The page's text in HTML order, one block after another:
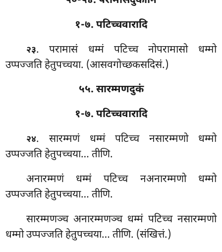
१-७. पटिच्चवारादि
२३. परामासं धम्मं पटिच्च नोपरामासो धम्मो
उप्पज्जति हेतुपच्चया. (आसवगोच्छकसदिसं.)
५५. सारम्मणदुकं
१-७. पटिच्चवारादि
२४. सारम्मणं धम्मं पटिच्च नसारम्मणो धम्मो
उप्पज्जति हेतुपच्चया… तीणि.
अनारम्मणं धम्मं पटिच्च नअनारम्मणो धम्मो
उप्पज्जति हेतुपच्चया… तीणि.
सारम्मणञ्च अनारम्मणञ्च धम्मं पटिच्च नसारम्मणो
धम्मो उप्पज्जति हेतुपच्चया… तीणि. (संखित्तं.)